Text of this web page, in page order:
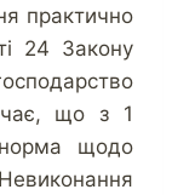
практично
24 Закону
що з 1
щодо